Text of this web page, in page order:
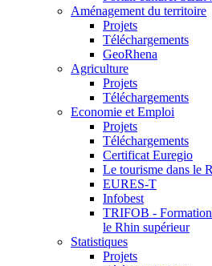
Aménagement du territoire
Projets
Téléchargements
GeoRhena
Agriculture
Projets
Téléchargements
Economie et Emploi
Projets
Téléchargements
Certificat Euregio
Le tourisme dans le
EURES-T
Infobest
TRIFOB -
le Rhin supérieur
Statistiques
Projets